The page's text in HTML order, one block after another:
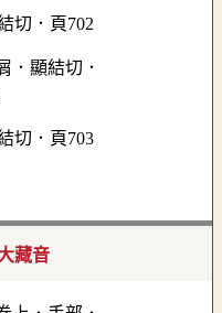
切．頁702
切．頁703
藏音